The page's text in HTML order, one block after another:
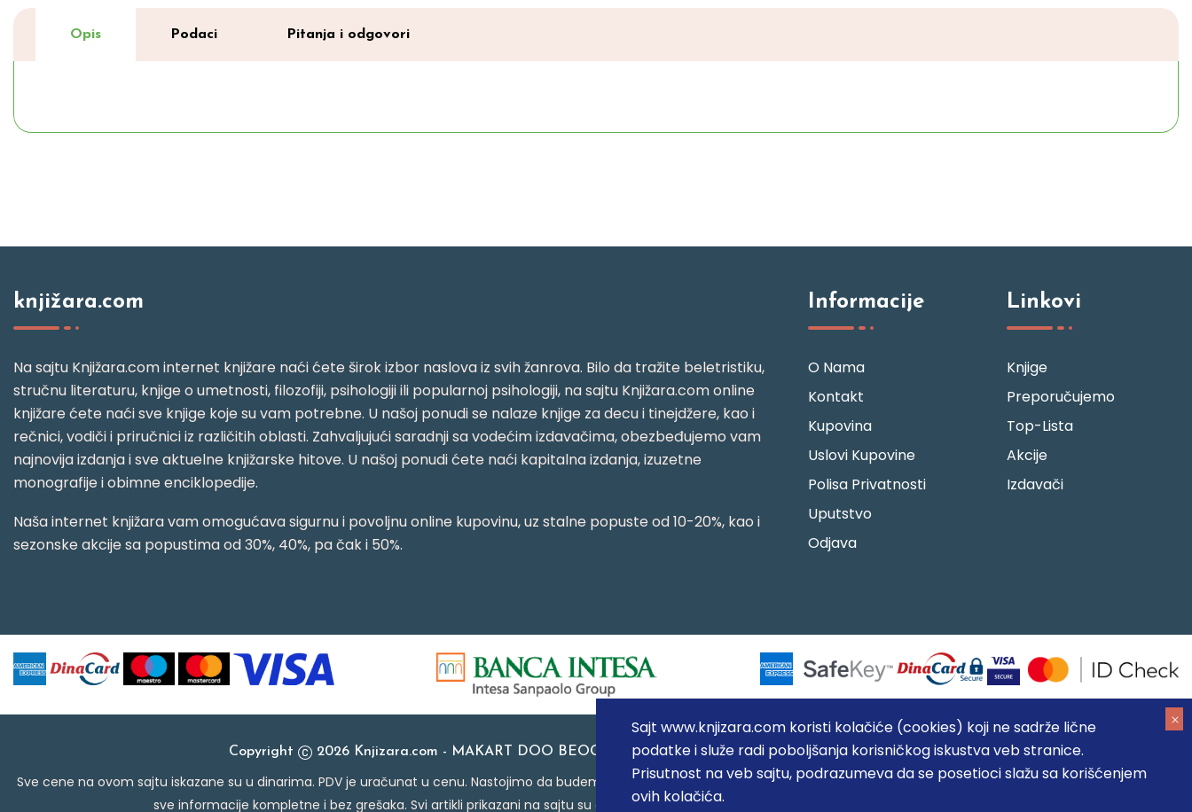
Sajt www.knjizara.com koristi kolačiće (cookies) koji ne sadrže lične
podatke i služe radi poboljšanja korisničkog iskustva veb stranice.
Prisutnost na veb sajtu, podrazumeva da se posetioci slažu sa korišćenjem
ovih kolačića.
Opis Podaci Pitanja i odgovori
knjižara.com
Na sajtu Knjižara.com internet knjižare naći ćete širok izbor naslova iz svih žanrova. Bilo da tražite beletristiku,
stručnu literaturu, knjige o umetnosti, filozofiji, psihologiji ili popularnoj psihologiji, na sajtu Knjižara.com online
knjižare ćete naći sve knjige koje su vam potrebne. U našoj ponudi se nalaze knjige za decu i tinejdžere, kao i
rečnici, vodiči i priručnici iz različitih oblasti. Zahvaljujući saradnji sa vodećim izdavačima, obezbeđujemo vam
najnovija izdanja i sve aktuelne knjižarske hitove. U našoj ponudi ćete naći kapitalna izdanja, izuzetne
monografije i obimne enciklopedije.
Naša internet knjižara vam omogućava sigurnu i povoljnu online kupovinu, uz stalne popuste od 10-20%, kao i
sezonske akcije sa popustima od 30%, 40%, pa čak i 50%.
Informacije
O Nama
Kontakt
Kupovina
Uslovi Kupovine
Polisa Privatnosti
Uputstvo
Odjava
Linkovi
Knjige
Preporučujemo
Top-Lista
Akcije
Izdavači
Copyright 2026 Knjizara.com - MAKART DOO BEOGRAD (NOVI BEOGRAD), PIB: 105184104, MB: 20337524
Sve cene na ovom sajtu iskazane su u dinarima. PDV je uračunat u cenu. Nastojimo da budemo što precizniji u opisu proizvoda, prikazu slika i samih cena, ali ne možemo garantovati da su
sve informacije kompletne i bez grešaka. Svi artikli prikazani na sajtu su deo naše ponude i ne podrazumeva da su dostupni u svakom trenutku.